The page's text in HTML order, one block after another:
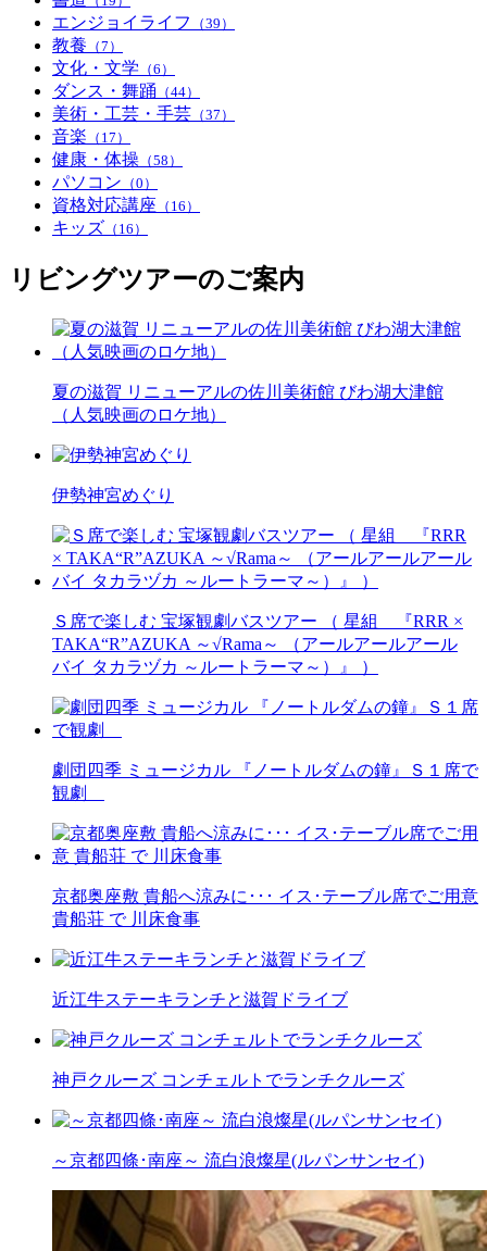
エンジョイライフ （39）
教養 （7）
文化・文学 （6）
ダンス・舞踊 （44）
美術・工芸・手芸 （37）
音楽 （17）
健康・体操 （58）
パソコン （0）
資格対応講座 （16）
キッズ （16）
リビングツアーのご案内
夏の滋賀 リニューアルの佐川美術館 びわ湖大津館
（人気映画のロケ地）
伊勢神宮めぐり
Ｓ席で楽しむ 宝塚観劇バスツアー （ 星組 『RRR ×
TAKA“R”AZUKA ～√Rama～ （アールアールアール
バイ タカラヅカ ～ルートラーマ～）』 ）
劇団四季 ミュージカル 『ノートルダムの鐘』Ｓ１席で
観劇
京都奥座敷 貴船へ涼みに･･･ イス･テーブル席でご用意
貴船荘 で 川床食事
近江牛ステーキランチと滋賀ドライブ
神戸クルーズ コンチェルトでランチクルーズ
～京都四條･南座～ 流白浪燦星(ルパンサンセイ)